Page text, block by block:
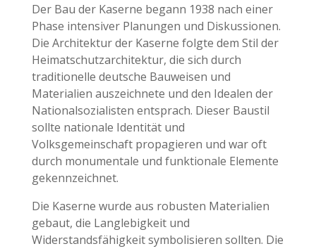
Der Bau der Kaserne begann 1938 nach einer
Phase intensiver Planungen und Diskussionen.
Die Architektur der Kaserne folgte dem Stil der
Heimatschutzarchitektur, die sich durch
traditionelle deutsche Bauweisen und
Materialien auszeichnete und den Idealen der
Nationalsozialisten entsprach. Dieser Baustil
sollte nationale Identität und
Volksgemeinschaft propagieren und war oft
durch monumentale und funktionale Elemente
gekennzeichnet.
Die Kaserne wurde aus robusten Materialien
gebaut, die Langlebigkeit und
Widerstandsfähigkeit symbolisieren sollten. Die